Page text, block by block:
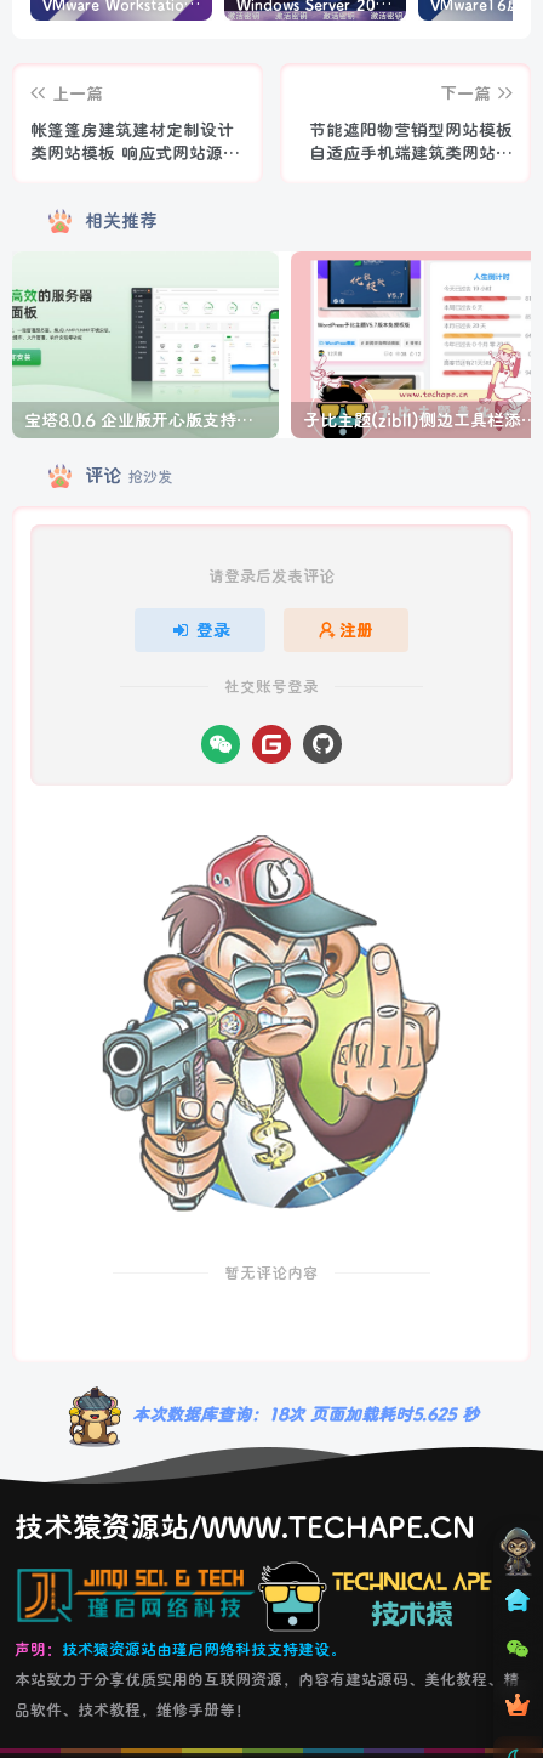
上一篇
帐篷篷房建筑建材定制设计
类网站模板 响应式网站源码
下一篇
节能遮阳物营销型网站模板
自适应手机端建筑类网站源
相关推荐
宝塔8.0.6 企业版开心版支持最新升级【一键脚本】 子比主题(zibll)侧边工具栏添加人生倒计时美化
评论 抢沙发
请登录后发表评论
登录 注册
社交账号登录
暂无评论内容
本次数据库查询：18次 页面加载耗时5.625 秒
技术猿资源站/WWW.TECHAPE.CN
声明： 技术猿资源站由瑾启网络科技支持建设。
本站致力于分享优质实用的互联网资源，内容有建站源码、美化教程、精
品软件、技术教程，维修手册等！